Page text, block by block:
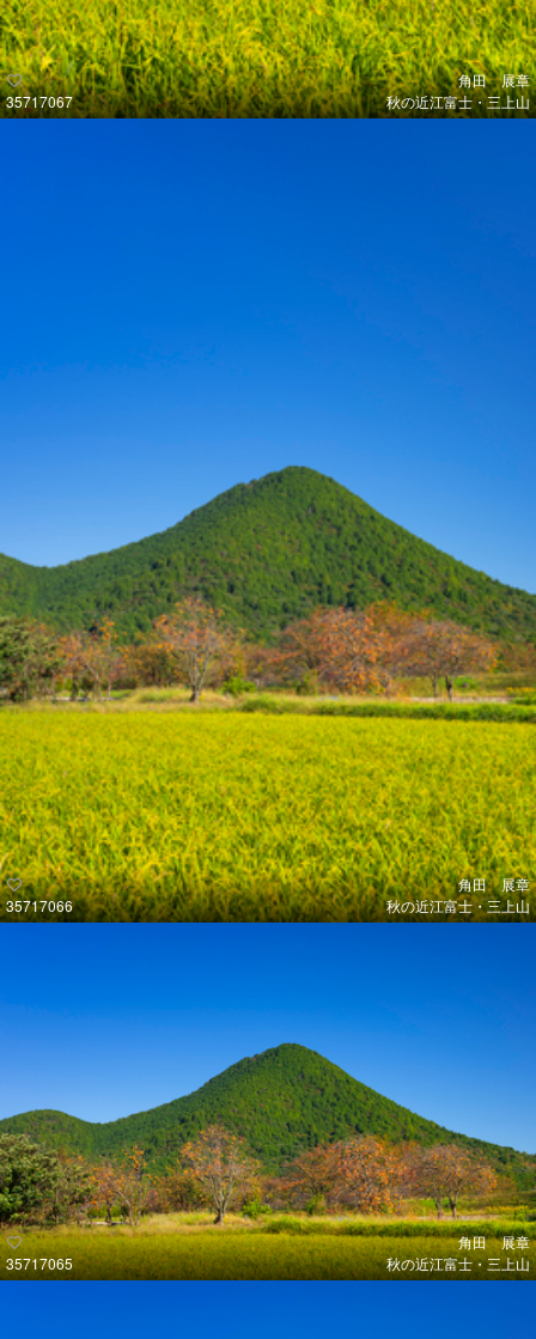
35717067
角田 展章
秋の近江富士・三上山
35717066
角田 展章
秋の近江富士・三上山
35717065
角田 展章
秋の近江富士・三上山